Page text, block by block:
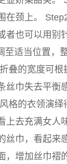
在颈上。
者也可以用别
至适当位置，
叠的宽度可根
丝巾失去平衡
格的衣领演绎
上去充满女人
丝巾，看起来
，增加丝巾褶